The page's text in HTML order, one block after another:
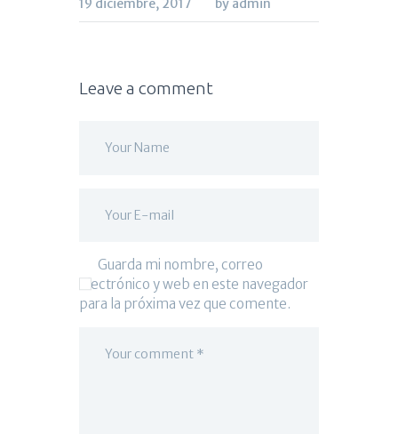
19 diciembre, 2017 by admin
Leave a comment
Guarda mi nombre, correo
electrónico y web en este navegador
para la próxima vez que comente.